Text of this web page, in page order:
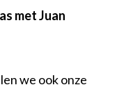
met Juan
we ook onze